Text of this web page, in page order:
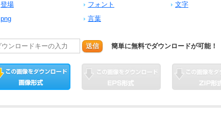
登場 フォント 文字
png
言葉
送信 簡単に無料でダウンロードが可能！